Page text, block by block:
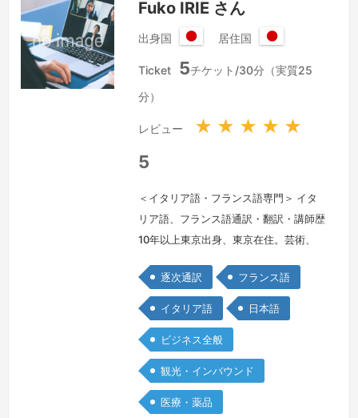
を見る »
Fuko IRIE さん
出身国
本
居住国
本
Ticket 5チケット/30分（実質25
分）
レビュー ★ ★ ★ ★ ★
5
＜イタリア語・フランス語専門＞ イタ
リア語、フランス語通訳・翻訳・講師歴
10年以上東京出身、東京在住。芸術、
と関心を持つ。イタリア語・フランス語
のフリーランス通訳・翻訳家でマルチリ
ンガル。イタリア学会会員。2007年、
19才で単身渡伊。ペルージャ外国人大
学 イタリア語・イタリア文学学科、モ
デナ県立音楽院 声楽科、ボローニャ大
學 外国語外国文学学科に於いてイタリ
逐次通訳 フランス語
イタリア語 日本語
ビジネス全般
観光・インバウンド
医療・薬品